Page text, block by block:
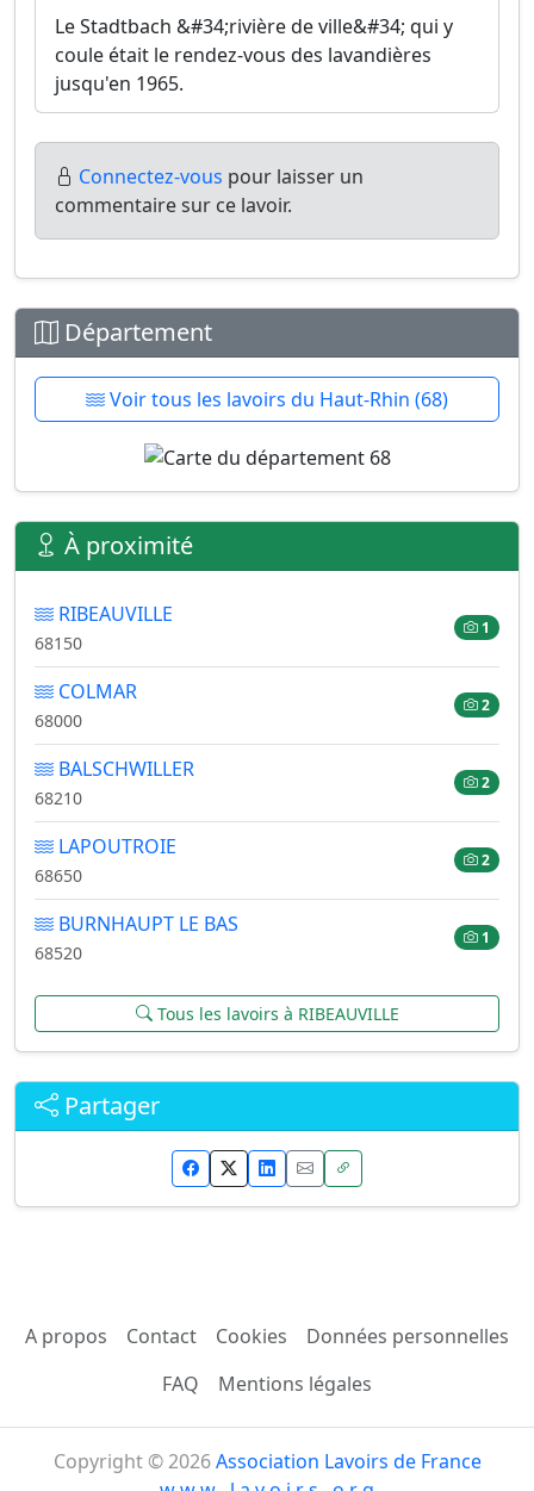
Le Stadtbach &#34;rivière de ville&#34; qui y
coule était le rendez-vous des lavandières
jusqu'en 1965.
Connectez-vous pour laisser un
commentaire sur ce lavoir.
Département
Voir tous les lavoirs du Haut-Rhin (68)
À proximité
RIBEAUVILLE
68150
1
COLMAR
68000
2
BALSCHWILLER
68210
2
LAPOUTROIE
68650
2
BURNHAUPT LE BAS
68520
1
Tous les lavoirs à RIBEAUVILLE
Partager
A propos Contact Cookies
Données personnelles
FAQ
Mentions légales
Copyright © 2026Association Lavoirs de France